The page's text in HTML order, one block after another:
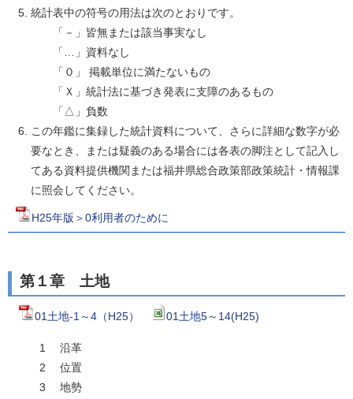
統計表中の符号の用法は次のとおりです。
「－」皆無または該当事実なし
「…」資料なし
「０」 掲載単位に満たないもの
「Ｘ」統計法に基づき発表に支障のあるもの
「△」負数
この年鑑に集録した統計資料について、さらに詳細な数字が必
要なとき、または疑義のある場合には各表の脚注として記入し
てある資料提供機関または福井県総合政策部政策統計・情報課
に照会してください。
H25年版＞0利用者のために
第１章 土地
01土地-1～4（H25） 01土地5～14(H25)
1 沿革
2 位置
3 地勢